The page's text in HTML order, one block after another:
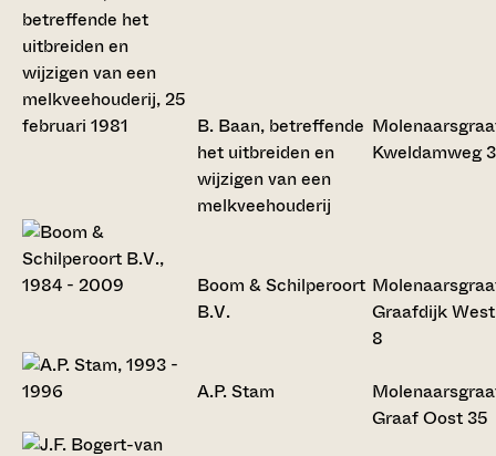
B. Baan, betreffende
het uitbreiden en
wijzigen van een
melkveehouderij
Kweldamweg 3
Boom & Schilperoort
B.V.
Graafdijk West
8
A.P. Stam
Graaf Oost 35